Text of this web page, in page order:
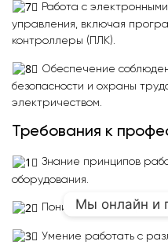
Работа с
управления, включая
контроллеры (ПЛК).
Обеспечение
безопасности и охраны
электричеством.
Требования к
Знание принципов
оборудования.
Понимание
Умение работать с
Мы онлайн и